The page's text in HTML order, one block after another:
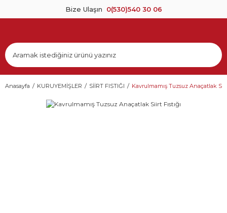
Bize Ulaşın 0(530)540 30 06
Anasayfa KURUYEMİŞLER SİİRT FISTIĞI Kavrulmamış Tuzsuz Anaçatlak Siirt